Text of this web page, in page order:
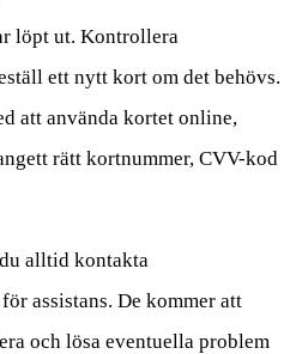
löpt ut. Kontrollera
ett nytt kort om det behövs.
att använda kortet online,
rätt kortnummer, CVV-kod
alltid kontakta
assistans. De kommer att
och lösa eventuella problem